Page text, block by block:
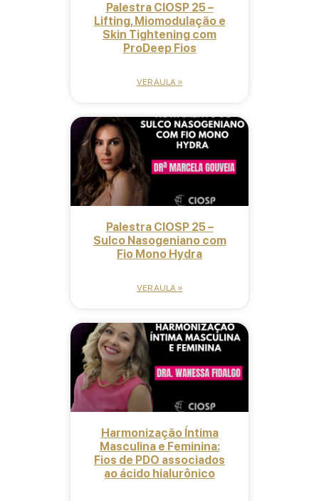
Palestra CIOSP 25 –
Lifting, Miomodulação e
Skin Tightening com
ProDeep Fios
VER AULA »
Palestra CIOSP 25 –
Sulco Nasogeniano com
Fio Mono Hydra
VER AULA »
Harmonização Íntima
Masculina e Feminina:
Fios de PDO associados
ao ácido hialurônico